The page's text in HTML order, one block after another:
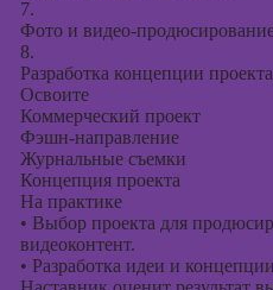
7.
Фото и видео-
8.
Разработка концепции проекта
Освоите
Коммерческий проект
Фэшн-направление
Журнальные съемки
Концепция проекта
На практике
• Выбор проекта для
видеоконтент.
• Разработка идеи и